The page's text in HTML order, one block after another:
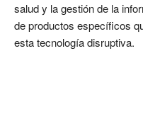
salud y la gestión de la
de productos específicos
esta tecnología disruptiva.